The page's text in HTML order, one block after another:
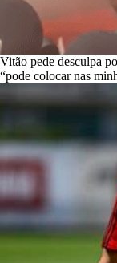
Vitão pede desculpa
“pode colocar nas